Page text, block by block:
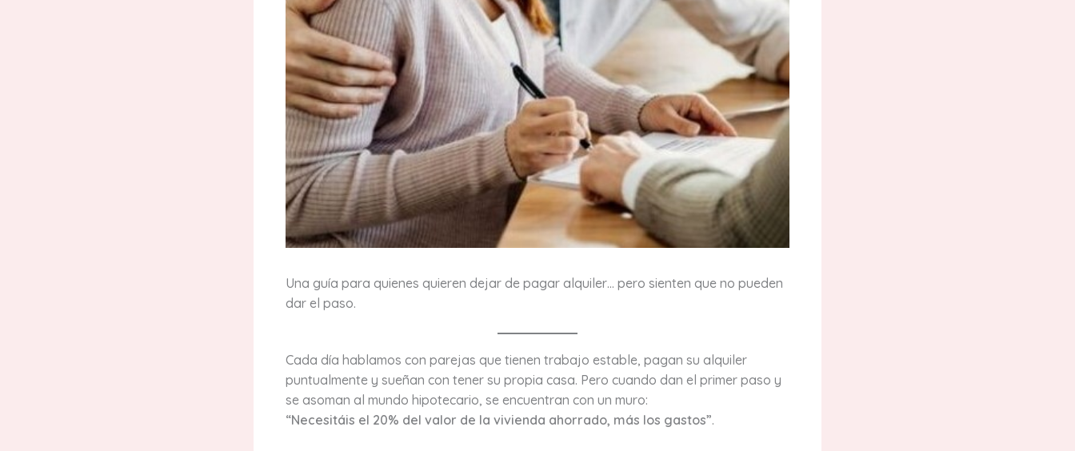
Una guía para quienes quieren dejar de pagar alquiler… pero sienten que no pueden
dar el paso.
Cada día hablamos con parejas que tienen trabajo estable, pagan su alquiler
puntualmente y sueñan con tener su propia casa. Pero cuando dan el primer paso y
se asoman al mundo hipotecario, se encuentran con un muro:
“Necesitáis el 20% del valor de la vivienda ahorrado, más los gastos”.